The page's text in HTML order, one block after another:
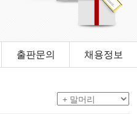
출판문의 채용정보